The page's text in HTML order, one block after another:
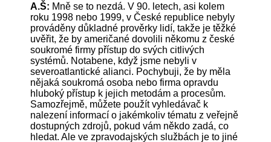
A.Š: Mně se to nezdá. V 90. letech, asi kolem
roku 1998 nebo 1999, v České republice nebyly
prováděny důkladné prověrky lidí, takže je těžké
uvěřit, že by američané dovolili někomu z české
soukromé firmy přístup do svých citlivých
systémů. Notabene, když jsme nebyli v
severoatlantické alianci. Pochybuji, že by měla
nějaká soukromá osoba nebo firma opravdu
hluboký přístup k jejich metodám a procesům.
Samozřejmě, můžete použít vyhledávač k
nalezení informací o jakémkoliv tématu z veřejně
dostupných zdrojů, pokud vám někdo zadá, co
hledat. Ale ve zpravodajských službách je to jiné